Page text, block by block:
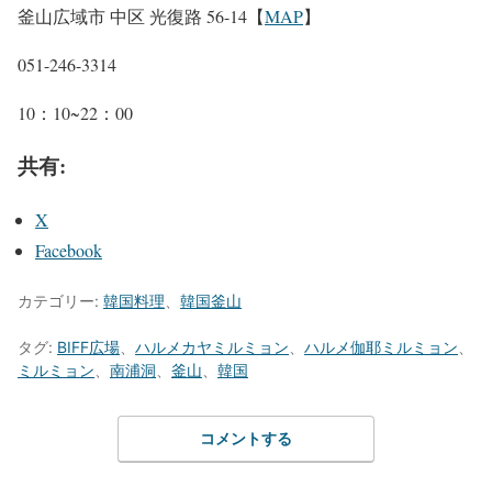
釜山広域市 中区 光復路 56-14【MAP】
051-246-3314
10：10~22：00
共有:
X
Facebook
カテゴリー: 韓国料理 韓国釜山
タグ: BIFF広場 ハルメカヤミルミョン ハルメ伽耶ミルミョン
ミルミョン
南浦洞 釜山 韓国
コメントする